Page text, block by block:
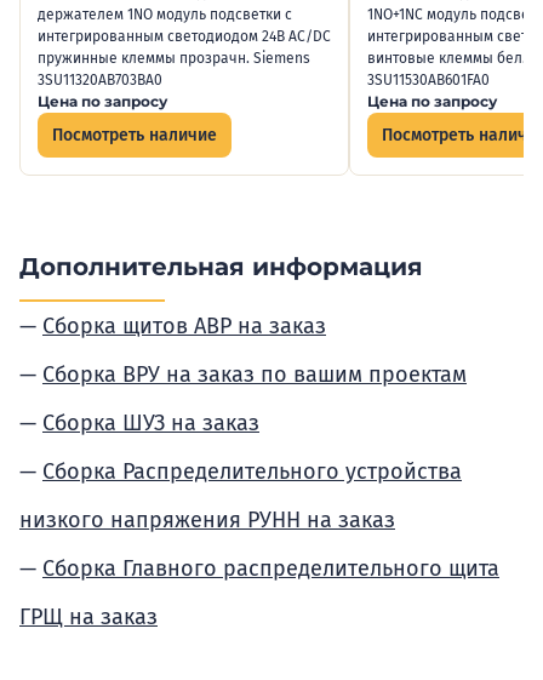
держателем 1NO модуль подсветки с
интегрированным светодиодом 24В AC/DC
пружинные клеммы прозрачн. Siemens
3SU11320AB703BA0
Цена по запросу
Посмотреть наличие
1NO+1NC модуль
интегрированным
винтовые клеммы бел.
3SU11530AB601FA0
Цена по запросу
Посмотреть
Дополнительная информация
Сборка щитов АВР на заказ
Сборка ВРУ на заказ по вашим проектам
Сборка ШУЗ на заказ
Сборка Распределительного устройства
низкого напряжения РУНН на заказ
Сборка Главного распределительного щита
ГРЩ на заказ